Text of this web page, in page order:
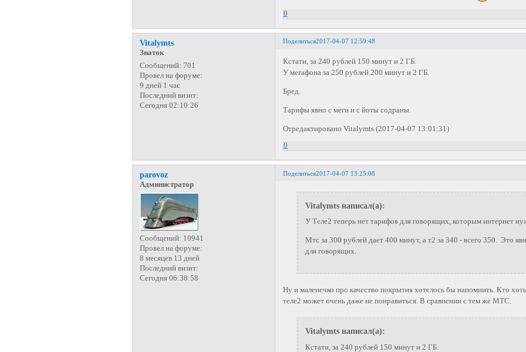
0
Поделиться2017-04-07 12:59:48
Vitalymts
Знаток
Сообщений: 701
Провел на форуме:
9 дней 1 час
Последний визит:
Сегодня 02:10:26
Кстати, за 240 рублей 150 минут и 2 ГБ.
У мегафона за 250 рублей 200 минут и 2 ГБ.
Бред.
Тарифы явно с меги и с йоты содраны.
Отредактировано Vitalymts (2017-04-07 13:01:31)
0
Поделиться2017-04-07 13:25:08
parovoz
Администратор
Сообщений: 10941
Провел на форуме:
8 месяцев 13 дней
Последний визит:
Сегодня 06:38:58
Vitalymts написал(а):
У Теле2 теперь нет тарифов для говорящих, которым интернет
Мтс за 300 рублей дает 400 минут, а т2 за 340 - всего 350. Это
для говорящих.
Ну и маленечко про качество покрытия хотелось бы напомнить. Кто
теле2 может очень даже не понравиться. В сравнении с тем же МТС.
Vitalymts написал(а):
Кстати, за 240 рублей 150 минут и 2 ГБ.